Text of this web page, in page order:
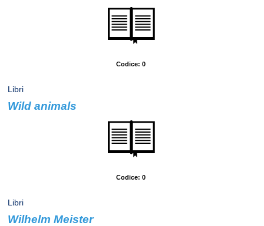
Autore: Tuszynska, Agata
Codice: 0
Libri
Wild animals
Codice: 0
Libri
Wilhelm Meister